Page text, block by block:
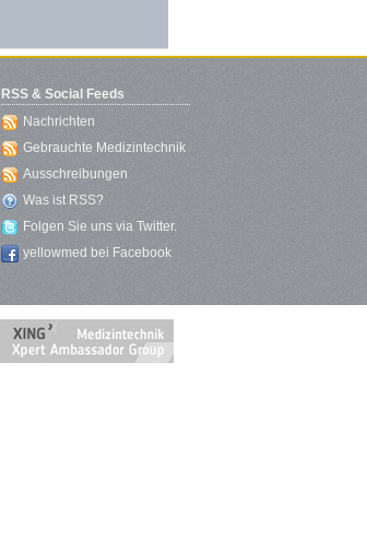
RSS & Social Feeds
Nachrichten
Gebrauchte Medizintechnik
Ausschreibungen
Was ist RSS?
Folgen Sie uns via Twitter.
yellowmed bei Facebook